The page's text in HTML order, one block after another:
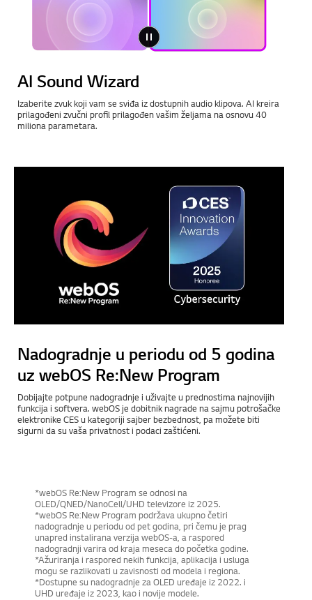
AI Sound Wizard
Izaberite zvuk koji vam se sviđa iz dostupnih audio klipova. AI kreira
prilagođeni zvučni profil prilagođen vašim željama na osnovu 40
miliona parametara.
Nadogradnje u periodu od 5 godina
uz webOS Re:New Program
Dobijajte potpune nadogradnje i uživajte u prednostima najnovijih
funkcija i softvera. webOS je dobitnik nagrade na sajmu potrošačke
elektronike CES u kategoriji sajber bezbednost, pa možete biti
sigurni da su vaša privatnost i podaci zaštićeni.
*webOS Re:New Program se odnosi na
OLED/QNED/NanoCell/UHD televizore iz 2025.
*webOS Re:New Program podržava ukupno četiri
nadogradnje u periodu od pet godina, pri čemu je prag
unapred instalirana verzija webOS-a, a raspored
nadogradnji varira od kraja meseca do početka godine.
*Ažuriranja i raspored nekih funkcija, aplikacija i usluga
mogu se razlikovati u zavisnosti od modela i regiona.
*Dostupne su nadogradnje za OLED uređaje iz 2022. i
UHD uređaje iz 2023, kao i novije modele.